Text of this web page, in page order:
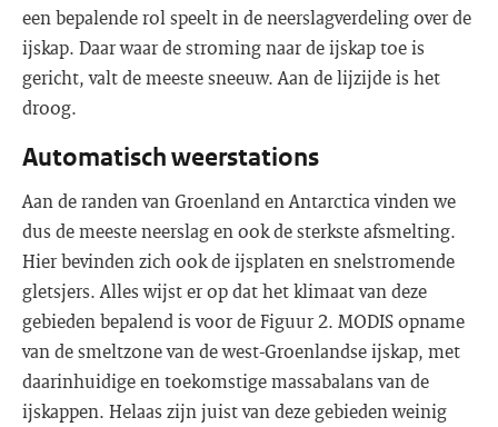
een bepalende rol speelt in de neerslagverdeling over de
ijskap. Daar waar de stroming naar de ijskap toe is
gericht, valt de meeste sneeuw. Aan de lijzijde is het
droog.
Automatisch weerstations
Aan de randen van Groenland en Antarctica vinden we
dus de meeste neerslag en ook de sterkste afsmelting.
Hier bevinden zich ook de ijsplaten en snelstromende
gletsjers. Alles wijst er op dat het klimaat van deze
gebieden bepalend is voor de Figuur 2. MODIS opname
van de smeltzone van de west-Groenlandse ijskap, met
daarinhuidige en toekomstige massabalans van de
ijskappen. Helaas zijn juist van deze gebieden weinig